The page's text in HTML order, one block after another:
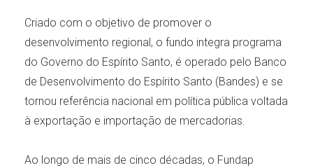
Criado com o objetivo de promover o
desenvolvimento regional, o fundo integra programa
do Governo do Espírito Santo, é operado pelo Banco
de Desenvolvimento do Espírito Santo (Bandes) e se
tornou referência nacional em política pública voltada
à exportação e importação de mercadorias.
Ao longo de mais de cinco décadas, o Fundap